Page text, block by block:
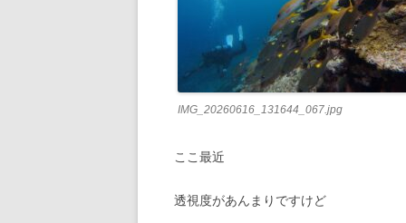
IMG_20260616_131644_067.jpg
ここ最近
透視度があんまりですけど